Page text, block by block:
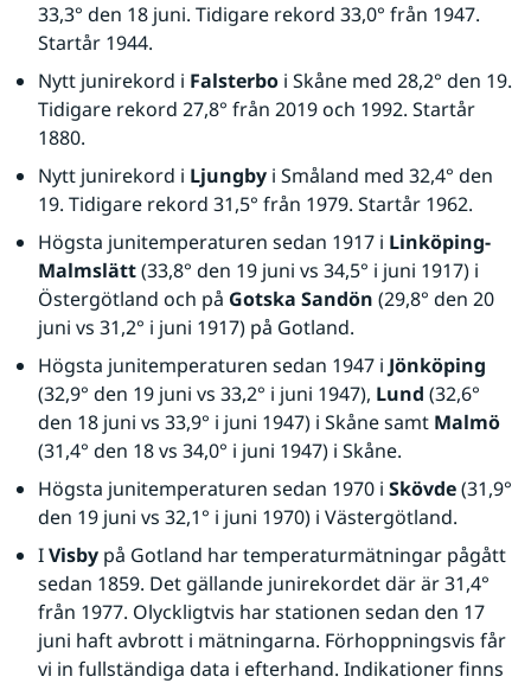
33,3° den 18 juni. Tidigare rekord 33,0° från 1947.
Startår 1944.
Nytt junirekord i Falsterbo i Skåne med 28,2° den 19.
Tidigare rekord 27,8° från 2019 och 1992. Startår
1880.
Nytt junirekord i Ljungby i Småland med 32,4° den
19. Tidigare rekord 31,5° från 1979. Startår 1962.
Högsta junitemperaturen sedan 1917 i Linköping-
Malmslätt (33,8° den 19 juni vs 34,5° i juni 1917) i
Östergötland och på Gotska Sandön (29,8° den 20
juni vs 31,2° i juni 1917) på Gotland.
Högsta junitemperaturen sedan 1947 i Jönköping
(32,9° den 19 juni vs 33,2° i juni 1947), Lund (32,6°
den 18 juni vs 33,9° i juni 1947) i Skåne samt Malmö
(31,4° den 18 vs 34,0° i juni 1947) i Skåne.
Högsta junitemperaturen sedan 1970 i Skövde (31,9°
den 19 juni vs 32,1° i juni 1970) i Västergötland.
I Visby på Gotland har temperaturmätningar pågått
sedan 1859. Det gällande junirekordet där är 31,4°
från 1977. Olyckligtvis har stationen sedan den 17
juni haft avbrott i mätningarna. Förhoppningsvis får
vi in fullständiga data i efterhand. Indikationer finns